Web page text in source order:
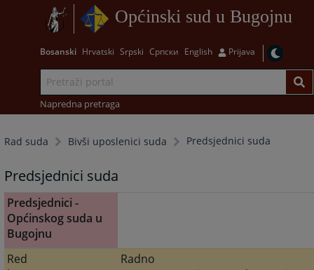
Općinski sud u Bugojnu
Bosanski Hrvatski Srpski Српски English Prijava
Napredna pretraga
Rad suda Bivši uposlenici suda Predsjednici suda
Predsjednici suda
Predsjednici -
Općinskog suda u
Bugojnu
Red
Radno